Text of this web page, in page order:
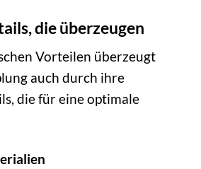
die überzeugen
Vorteilen überzeugt
auch durch ihre
die für eine optimale